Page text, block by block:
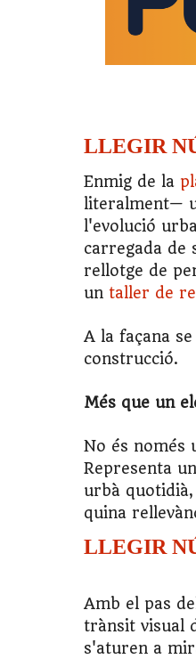
LLEGIR
Enmig de la
literalment—
l'evolució
carregada de
rellotge de
un taller de
A la façana
construcció.
Més que un
No és només
Representa
urbà
quina
LLEGIR
Amb el pas
trànsit visual
s'aturen a